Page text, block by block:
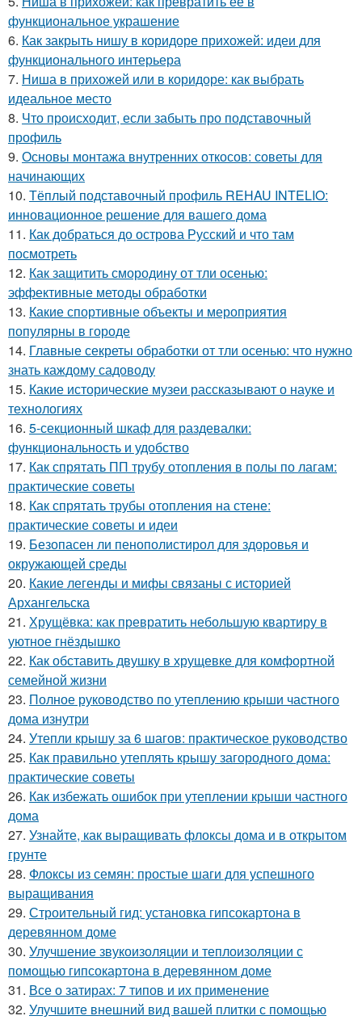
функциональное украшение
6. Как закрыть нишу в коридоре прихожей: идеи для
функционального интерьера
7. Ниша в прихожей или в коридоре: как выбрать
идеальное место
8. Что происходит, если забыть про подставочный
профиль
9. Основы монтажа внутренних откосов: советы для
начинающих
10. Тёплый подставочный профиль REHAU INTELIO:
инновационное решение для вашего дома
11. Как добраться до острова Русский и что там
посмотреть
12. Как защитить смородину от тли осенью:
эффективные методы обработки
13. Какие спортивные объекты и мероприятия
популярны в городе
14. Главные секреты обработки от тли осенью: что нужно
знать каждому садоводу
15. Какие исторические музеи рассказывают о науке и
технологиях
16. 5-секционный шкаф для раздевалки:
функциональность и удобство
17. Как спрятать ПП трубу отопления в полы по лагам:
практические советы
18. Как спрятать трубы отопления на стене:
практические советы и идеи
19. Безопасен ли пенополистирол для здоровья и
окружающей среды
20. Какие легенды и мифы связаны с историей
Архангельска
21. Хрущёвка: как превратить небольшую квартиру в
уютное гнёздышко
22. Как обставить двушку в хрущевке для комфортной
семейной жизни
23. Полное руководство по утеплению крыши частного
дома изнутри
24. Утепли крышу за 6 шагов: практическое руководство
25. Как правильно утеплять крышу загородного дома:
практические советы
26. Как избежать ошибок при утеплении крыши частного
дома
27. Узнайте, как выращивать флоксы дома и в открытом
грунте
28. Флоксы из семян: простые шаги для успешного
выращивания
29. Строительный гид: установка гипсокартона в
деревянном доме
30. Улучшение звукоизоляции и теплоизоляции с
помощью гипсокартона в деревянном доме
31. Все о затирах: 7 типов и их применение
32. Улучшите внешний вид вашей плитки с помощью